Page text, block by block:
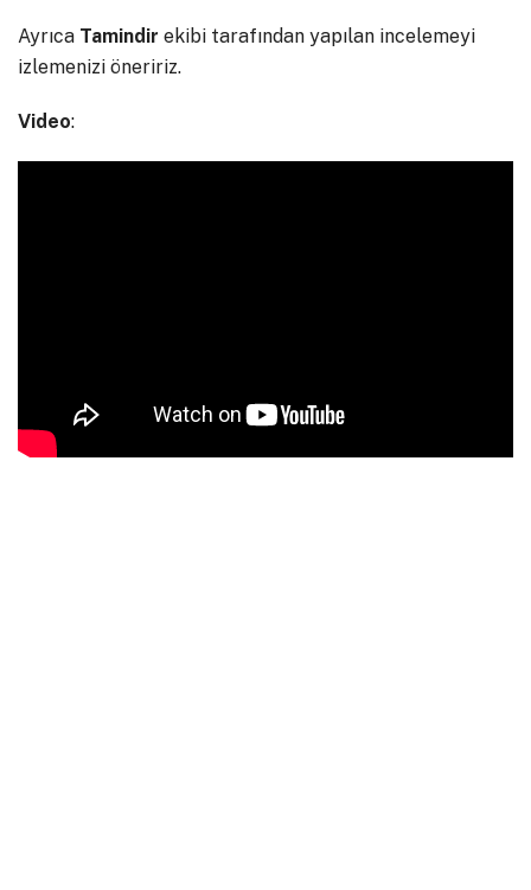
Ayrıca Tamindir ekibi tarafından yapılan incelemeyi
izlemenizi öneririz.
Video: